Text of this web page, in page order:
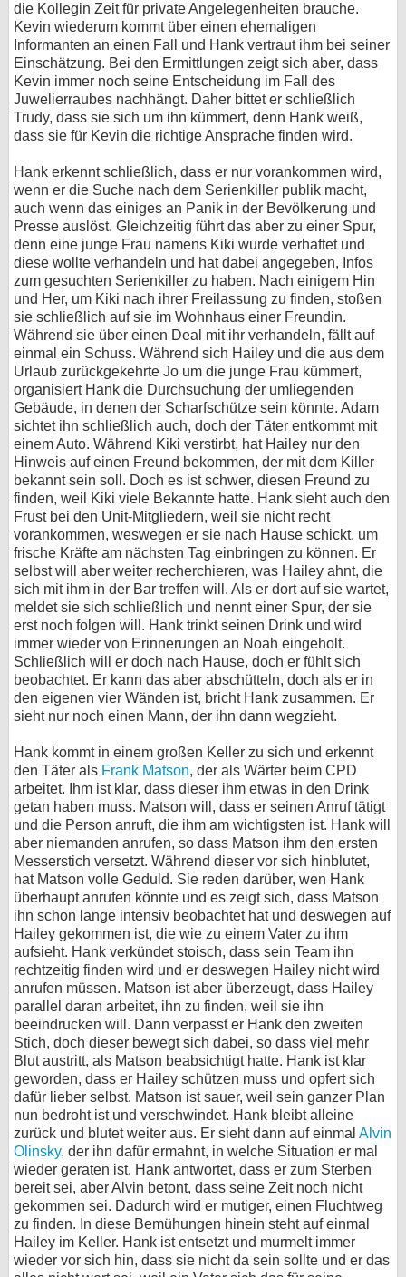
die Kollegin Zeit für private Angelegenheiten brauche.
Kevin wiederum kommt über einen ehemaligen
Informanten an einen Fall und Hank vertraut ihm bei seiner
Einschätzung. Bei den Ermittlungen zeigt sich aber, dass
Kevin immer noch seine Entscheidung im Fall des
Juwelierraubes nachhängt. Daher bittet er schließlich
Trudy, dass sie sich um ihn kümmert, denn Hank weiß,
dass sie für Kevin die richtige Ansprache finden wird.
Hank erkennt schließlich, dass er nur vorankommen wird,
wenn er die Suche nach dem Serienkiller publik macht,
auch wenn das einiges an Panik in der Bevölkerung und
Presse auslöst. Gleichzeitig führt das aber zu einer Spur,
denn eine junge Frau namens Kiki wurde verhaftet und
diese wollte verhandeln und hat dabei angegeben, Infos
zum gesuchten Serienkiller zu haben. Nach einigem Hin
und Her, um Kiki nach ihrer Freilassung zu finden, stoßen
sie schließlich auf sie im Wohnhaus einer Freundin.
Während sie über einen Deal mit ihr verhandeln, fällt auf
einmal ein Schuss. Während sich Hailey und die aus dem
Urlaub zurückgekehrte Jo um die junge Frau kümmert,
organisiert Hank die Durchsuchung der umliegenden
Gebäude, in denen der Scharfschütze sein könnte. Adam
sichtet ihn schließlich auch, doch der Täter entkommt mit
einem Auto. Während Kiki verstirbt, hat Hailey nur den
Hinweis auf einen Freund bekommen, der mit dem Killer
bekannt sein soll. Doch es ist schwer, diesen Freund zu
finden, weil Kiki viele Bekannte hatte. Hank sieht auch den
Frust bei den Unit-Mitgliedern, weil sie nicht recht
vorankommen, weswegen er sie nach Hause schickt, um
frische Kräfte am nächsten Tag einbringen zu können. Er
selbst will aber weiter recherchieren, was Hailey ahnt, die
sich mit ihm in der Bar treffen will. Als er dort auf sie wartet,
meldet sie sich schließlich und nennt einer Spur, der sie
erst noch folgen will. Hank trinkt seinen Drink und wird
immer wieder von Erinnerungen an Noah eingeholt.
Schließlich will er doch nach Hause, doch er fühlt sich
beobachtet. Er kann das aber abschütteln, doch als er in
den eigenen vier Wänden ist, bricht Hank zusammen. Er
sieht nur noch einen Mann, der ihn dann wegzieht.
Hank kommt in einem großen Keller zu sich und erkennt
den Täter als Frank Matson, der als Wärter beim CPD
arbeitet. Ihm ist klar, dass dieser ihm etwas in den Drink
getan haben muss. Matson will, dass er seinen Anruf tätigt
und die Person anruft, die ihm am wichtigsten ist. Hank will
aber niemanden anrufen, so dass Matson ihm den ersten
Messerstich versetzt. Während dieser vor sich hinblutet,
hat Matson volle Geduld. Sie reden darüber, wen Hank
überhaupt anrufen könnte und es zeigt sich, dass Matson
ihn schon lange intensiv beobachtet hat und deswegen auf
Hailey gekommen ist, die wie zu einem Vater zu ihm
aufsieht. Hank verkündet stoisch, dass sein Team ihn
rechtzeitig finden wird und er deswegen Hailey nicht wird
anrufen müssen. Matson ist aber überzeugt, dass Hailey
parallel daran arbeitet, ihn zu finden, weil sie ihn
beeindrucken will. Dann verpasst er Hank den zweiten
Stich, doch dieser bewegt sich dabei, so dass viel mehr
Blut austritt, als Matson beabsichtigt hatte. Hank ist klar
geworden, dass er Hailey schützen muss und opfert sich
dafür lieber selbst. Matson ist sauer, weil sein ganzer Plan
nun bedroht ist und verschwindet. Hank bleibt alleine
zurück und blutet weiter aus. Er sieht dann auf einmal Alvin
Olinsky, der ihn dafür ermahnt, in welche Situation er mal
wieder geraten ist. Hank antwortet, dass er zum Sterben
bereit sei, aber Alvin betont, dass seine Zeit noch nicht
gekommen sei. Dadurch wird er mutiger, einen Fluchtweg
zu finden. In diese Bemühungen hinein steht auf einmal
Hailey im Keller. Hank ist entsetzt und murmelt immer
wieder vor sich hin, dass sie nicht da sein sollte und er das